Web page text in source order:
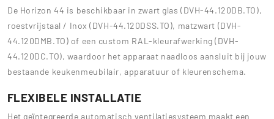
De Horizon 44 is beschikbaar in zwart glas (DVH-44.120DB.TO),
roestvrijstaal / Inox (DVH-44.120DSS.TO), matzwart (DVH-
44.120DMB.TO) of een custom RAL-kleurafwerking (DVH-
44.120DC.TO), waardoor het apparaat naadloos aansluit bij jouw
bestaande keukenmeubilair, apparatuur of kleurenschema.
FLEXIBELE INSTALLATIE
Het geïntegreerde automatisch ventilatiesysteem maakt een